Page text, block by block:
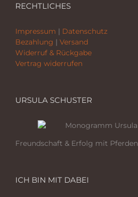
RECHTLICHES
Impressum | Datenschutz
Bezahlung | Versand
Widerruf & Rückgabe
Vertrag widerrufen
URSULA SCHUSTER
Freundschaft & Erfolg mit Pferden
ICH BIN MIT DABEI